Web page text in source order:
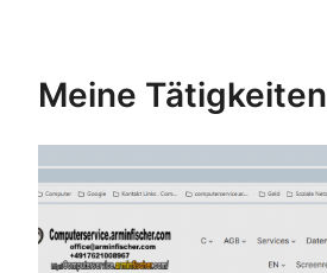
Meine Tätigkeiten